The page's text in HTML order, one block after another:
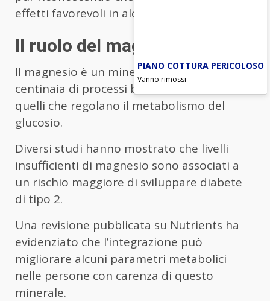
effetti favorevoli in alcuni contesti.
Il ruolo del magnesio
Il magnesio è un minerale coinvolto in
centinaia di processi biologici, compresi
quelli che regolano il metabolismo del
glucosio.
Diversi studi hanno mostrato che livelli
insufficienti di magnesio sono associati a
un rischio maggiore di sviluppare diabete
di tipo 2.
Una revisione pubblicata su Nutrients ha
evidenziato che l’integrazione può
migliorare alcuni parametri metabolici
nelle persone con carenza di questo
minerale.
PIANO COTTURA PERICOLOSO
Vanno rimossi